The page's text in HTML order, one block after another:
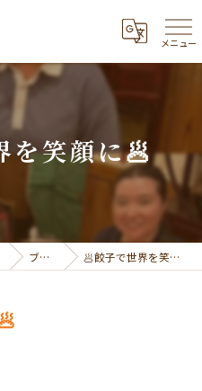
メニュー
を笑顔に🥟
ブログ 🥟餃子で世界を笑顔に🥟